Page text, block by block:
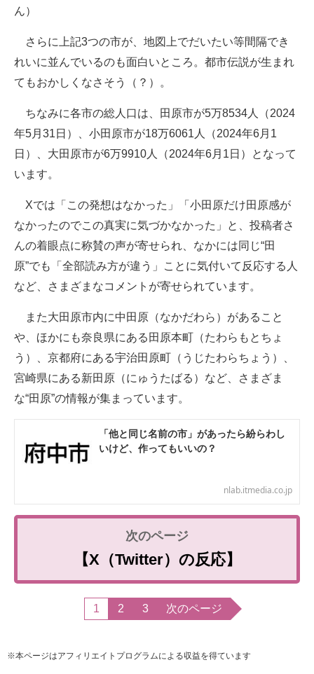
ん）
さらに上記3つの市が、地図上でだいたい等間隔でき
れいに並んでいるのも面白いところ。都市伝説が生まれ
てもおかしくなさそう（？）。
ちなみに各市の総人口は、田原市が5万8534人（2024
年5月31日）、小田原市が18万6061人（2024年6月1
日）、大田原市が6万9910人（2024年6月1日）となって
います。
Xでは「この発想はなかった」「小田原だけ田原感が
なかったのでこの真実に気づかなかった」と、投稿者さ
んの着眼点に称賛の声が寄せられ、なかには同じ“田
原”でも「全部読み方が違う」ことに気付いて反応する人
など、さまざまなコメントが寄せられています。
また大田原市内に中田原（なかだわら）があること
や、ほかにも奈良県にある田原本町（たわらもとちょ
う）、京都府にある宇治田原町（うじたわらちょう）、
宮崎県にある新田原（にゅうたばる）など、さまざま
な“田原”の情報が集まっています。
「他と同じ名前の市」があったら紛らわし
いけど、作ってもいいの？
nlab.itmedia.co.jp
【X（Twitter）の反応】
1 2 3 次のページ
※本ページはアフィリエイトプログラムによる収益を得ています